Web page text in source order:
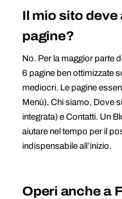
Il mio sito deve
pagine?
No. Per la maggior parte
6 pagine ben ottimizzate
mediocri. Le pagine
Menù), Chi siamo, Dove
integrata) e Contatti. Un
aiutare nel tempo per il
indispensabile all’inizio.
Operi anche a